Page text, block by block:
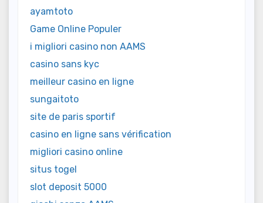
ayamtoto
Game Online Populer
i migliori casino non AAMS
casino sans kyc
meilleur casino en ligne
sungaitoto
site de paris sportif
casino en ligne sans vérification
migliori casino online
situs togel
slot deposit 5000